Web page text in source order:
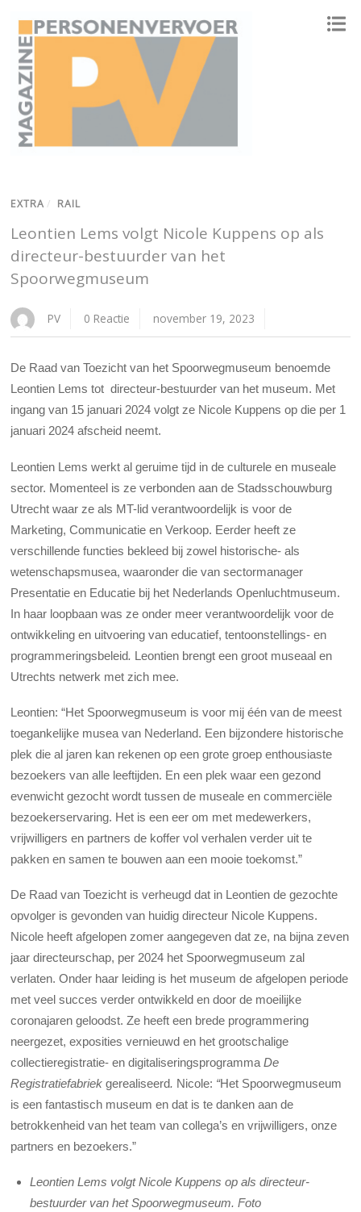
EXTRA / RAIL
Leontien Lems volgt Nicole Kuppens op als
directeur-bestuurder van het
Spoorwegmuseum
PV 0 Reactie november 19, 2023
De Raad van Toezicht van het Spoorwegmuseum benoemde
Leontien Lems tot directeur-bestuurder van het museum. Met
ingang van 15 januari 2024 volgt ze Nicole Kuppens op die per 1
januari 2024 afscheid neemt.
Leontien Lems werkt al geruime tijd in de culturele en museale
sector. Momenteel is ze verbonden aan de Stadsschouwburg
Utrecht waar ze als MT-lid verantwoordelijk is voor de
Marketing, Communicatie en Verkoop. Eerder heeft ze
verschillende functies bekleed bij zowel historische- als
wetenschapsmusea, waaronder die van sectormanager
Presentatie en Educatie bij het Nederlands Openluchtmuseum.
In haar loopbaan was ze onder meer verantwoordelijk voor de
ontwikkeling en uitvoering van educatief, tentoonstellings- en
programmeringsbeleid. Leontien brengt een groot museaal en
Utrechts netwerk met zich mee.
Leontien: “Het Spoorwegmuseum is voor mij één van de meest
toegankelijke musea van Nederland. Een bijzondere historische
plek die al jaren kan rekenen op een grote groep enthousiaste
bezoekers van alle leeftijden. En een plek waar een gezond
evenwicht gezocht wordt tussen de museale en commerciële
bezoekerservaring. Het is een eer om met medewerkers,
vrijwilligers en partners de koffer vol verhalen verder uit te
pakken en samen te bouwen aan een mooie toekomst.”
De Raad van Toezicht is verheugd dat in Leontien de gezochte
opvolger is gevonden van huidig directeur Nicole Kuppens.
Nicole heeft afgelopen zomer aangegeven dat ze, na bijna zeven
jaar directeurschap, per 2024 het Spoorwegmuseum zal
verlaten. Onder haar leiding is het museum de afgelopen periode
met veel succes verder ontwikkeld en door de moeilijke
coronajaren geloodst. Ze heeft een brede programmering
neergezet, exposities vernieuwd en het grootschalige
collectieregistratie- en digitaliseringsprogrammaDe
Registratiefabriekgerealiseerd. Nicole: “Het Spoorwegmuseum
is een fantastisch museum en dat is te danken aan de
betrokkenheid van het team van collega’s en vrijwilligers, onze
partners en bezoekers.”
Leontien Lems volgt Nicole Kuppens op als directeur-
bestuurder van het Spoorwegmuseum. Foto